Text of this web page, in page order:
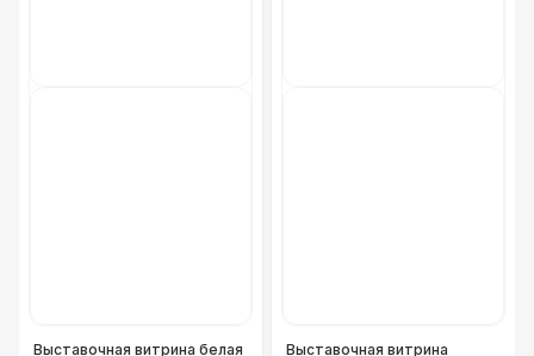
Выставочная витрина белая
Выставочная витрина